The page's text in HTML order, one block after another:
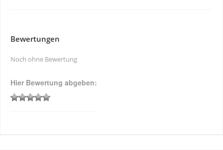
Bewertungen
Noch ohne Bewertung
Hier Bewertung abgeben: